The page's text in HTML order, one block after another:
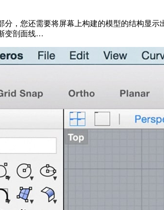
分，您还需要将屏幕上构建的模型的结构显
变剖面线…